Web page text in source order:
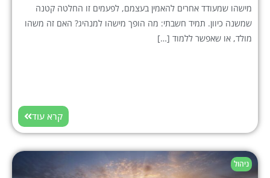
מישהו שמעודד אחרים להאמין בעצמם, לפעמים זו החלטה קטנה
שמשנה כיוון. תמיד חשבתי: מה הופך מישהו למנהיג? האם זה משהו
מולד, או שאפשר ללמוד […]
קרא עוד
ניהול